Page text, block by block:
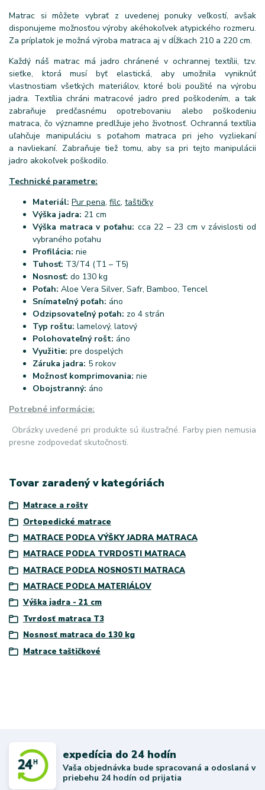
Matrac si môžete vybrať z uvedenej ponuky veľkostí, avšak
disponujeme možnosťou výroby akéhokoľvek atypického rozmeru.
Za príplatok je možná výroba matraca aj v dĺžkach 210 a 220 cm.
Každý náš matrac má jadro chránené v ochrannej textílii, tzv.
sieťke, ktorá musí byť elastická, aby umožnila vyniknúť
vlastnostiam všetkých materiálov, ktoré boli použité na výrobu
jadra. Textília chráni matracové jadro pred poškodením, a tak
zabraňuje predčasnému opotrebovaniu alebo poškodeniu
matraca, čo významne predlžuje jeho životnosť. Ochranná textília
uľahčuje manipuláciu s poťahom matraca pri jeho vyzliekaní
a navliekaní. Zabraňuje tiež tomu, aby sa pri tejto manipulácii
jadro akokoľvek poškodilo.
Technické parametre:
Materiál: Pur pena, filc, taštičky
Výška jadra: 21 cm
Výška matraca v poťahu: cca 22 – 23 cm v závislosti od
vybraného poťahu
Profilácia: nie
Tuhosť: T3/T4 (T1 – T5)
Nosnosť: do 130 kg
Poťah: Aloe Vera Silver, Safr, Bamboo, Tencel
Snímateľný poťah: áno
Odzipsovateľný poťah: zo 4 strán
Typ roštu: lamelový, latový
Polohovateľný rošt: áno
Využitie: pre dospelých
Záruka jadra: 5 rokov
Možnosť komprimovania: nie
Obojstranný: áno
Potrebné informácie:
Obrázky uvedené pri produkte sú ilustračné. Farby pien nemusia
presne zodpovedať skutočnosti.
Tovar zaradený v kategóriách
Matrace a rošty
Ortopedické matrace
MATRACE PODĽA VÝŠKY JADRA MATRACA
MATRACE PODĽA TVRDOSTI MATRACA
MATRACE PODĽA NOSNOSTI MATRACA
MATRACE PODĽA MATERIÁLOV
Výška jadra - 21 cm
Tvrdosť matraca T3
Nosnosť matraca do 130 kg
Matrace taštičkové
expedícia do 24 hodín
Vaša objednávka bude spracovaná a odoslaná v
priebehu 24 hodín od prijatia